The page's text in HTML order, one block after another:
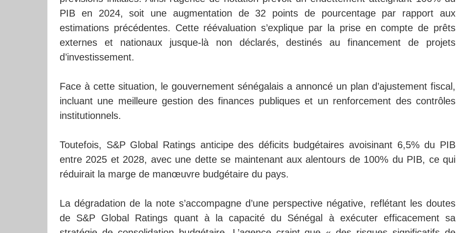
PIB en 2024, soit une augmentation de 32 points de pourcentage par rapport aux
estimations précédentes. Cette réévaluation s’explique par la prise en compte de prêts
externes et nationaux jusque-là non déclarés, destinés au financement de projets
d’investissement.
Face à cette situation, le gouvernement sénégalais a annoncé un plan d’ajustement fiscal,
incluant une meilleure gestion des finances publiques et un renforcement des contrôles
institutionnels.
Toutefois, S&P Global Ratings anticipe des déficits budgétaires avoisinant 6,5% du PIB
entre 2025 et 2028, avec une dette se maintenant aux alentours de 100% du PIB, ce qui
réduirait la marge de manœuvre budgétaire du pays.
La dégradation de la note s’accompagne d’une perspective négative, reflétant les doutes
de S&P Global Ratings quant à la capacité du Sénégal à exécuter efficacement sa